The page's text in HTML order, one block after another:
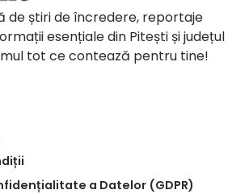
de știri de încredere, reportaje
esențiale din Pitești și județul
tot ce contează pentru tine!
a Datelor (GDPR)